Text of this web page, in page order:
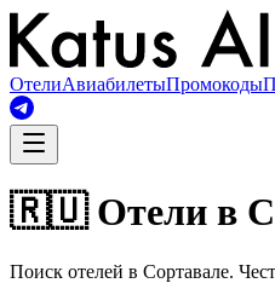
ОтелиАвиабилетыПромокоды
🇷🇺 Отели в
Поиск отелей в Сортавале.